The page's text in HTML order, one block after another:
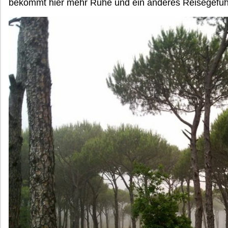
bekommt hier mehr Ruhe und ein anderes